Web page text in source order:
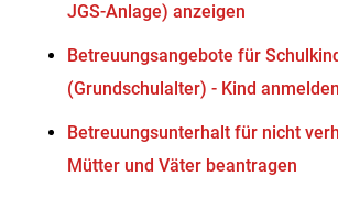
JGS-Anlage) anzeigen
Betreuungsangebote für
(Grundschulalter) - Kind anmelden
Betreuungsunterhalt für nicht
Mütter und Väter beantragen